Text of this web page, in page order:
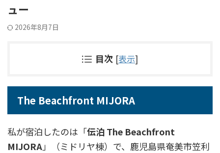
ュー
2026年8月7日
目次 [表示]
The Beachfront MIJORA
私が宿泊したのは「伝泊 The Beachfront
MIJORA」（ミドリヤ棟）で、鹿児島県奄美市笠利